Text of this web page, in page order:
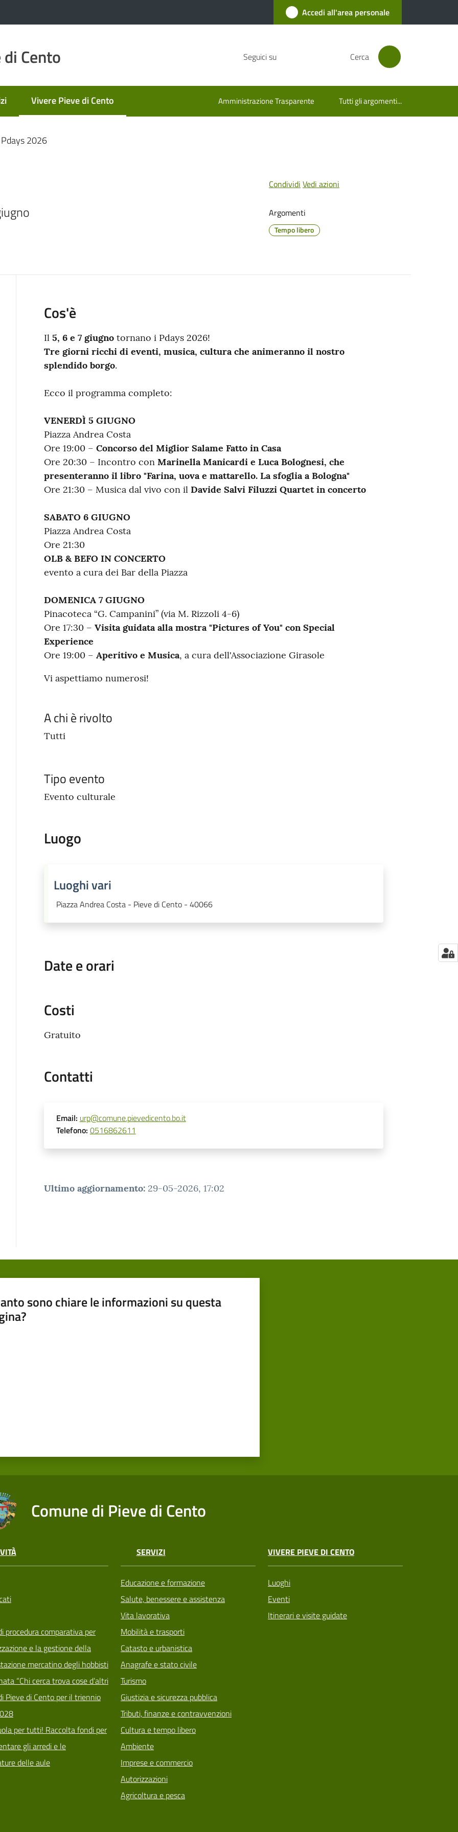
Accedi all'area personale
Cento Seguici su Cerca
Vivere Pieve di Cento
Menu selezionato Amministrazione Trasparente Tutti gli argomenti...
Pdays 2026
Condividi Vedi azioni
Argomenti
Tempo libero
Cos'è
Il 5, 6 e 7 giugnotornano i Pdays 2026!
Tre giorni ricchi di eventi, musica, cultura che animeranno il nostro
splendido borgo.
Ecco il programma completo:
VENERDÌ 5 GIUGNO
Piazza Andrea Costa
Ore 19:00 – Concorso del Miglior Salame Fatto in Casa
Ore 20:30 – Incontro con Marinella Manicardi e Luca Bolognesi, che
presenteranno il libro "Farina, uova e mattarello. La sfoglia a Bologna"
Ore 21:30 – Musica dal vivo con il Davide Salvi Filuzzi Quartet in concerto
SABATO 6 GIUGNO
Piazza Andrea Costa
Ore 21:30
OLB & BEFO IN CONCERTO
evento a cura dei Bar della Piazza
DOMENICA 7 GIUGNO
Pinacoteca “G. Campanini” (via M. Rizzoli 4-6)
Ore 17:30 – Visita guidata alla mostra "Pictures of You" con Special
Experience
Ore 19:00 – Aperitivo e Musica, a cura dell'Associazione Girasole
Vi aspettiamo numerosi!
A chi è rivolto
Tutti
Tipo evento
Evento culturale
Luogo
Luoghi vari
Piazza Andrea Costa - Pieve di Cento - 40066
Date e orari
Costi
Gratuito
Contatti
Email: urp@comune.pievedicento.bo.it
Telefono: 0516862611
Ultimo aggiornamento: 29-05-2026, 17:02
sono chiare le informazioni su questa
Comune di Pieve di Cento
procedura comparativa per
e la gestione della
mercatino degli hobbisti
“Chi cerca trova cose d’altri
Pieve di Cento per il triennio
per tutti! Raccolta fondi per
gli arredi e le
delle aule
SERVIZI
Educazione e formazione
Salute, benessere e assistenza
Vita lavorativa
Mobilità e trasporti
Catasto e urbanistica
Anagrafe e stato civile
Turismo
Giustizia e sicurezza pubblica
Tributi, finanze e contravvenzioni
Cultura e tempo libero
Ambiente
Imprese e commercio
Autorizzazioni
Agricoltura e pesca
VIVERE PIEVE DI CENTO
Luoghi
Eventi
Itinerari e visite guidate